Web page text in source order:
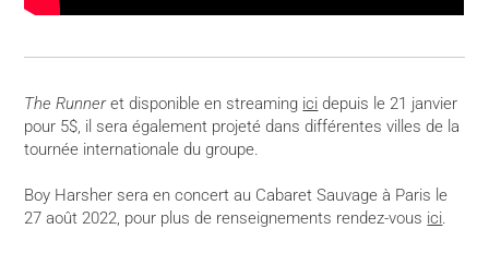
The Runneret disponible en streaming ici depuis le 21 janvier
pour 5$, il sera également projeté dans différentes villes de la
tournée internationale du groupe.
Boy Harsher sera en concert au Cabaret Sauvage à Paris le
27 août 2022, pour plus de renseignements rendez-vous ici.